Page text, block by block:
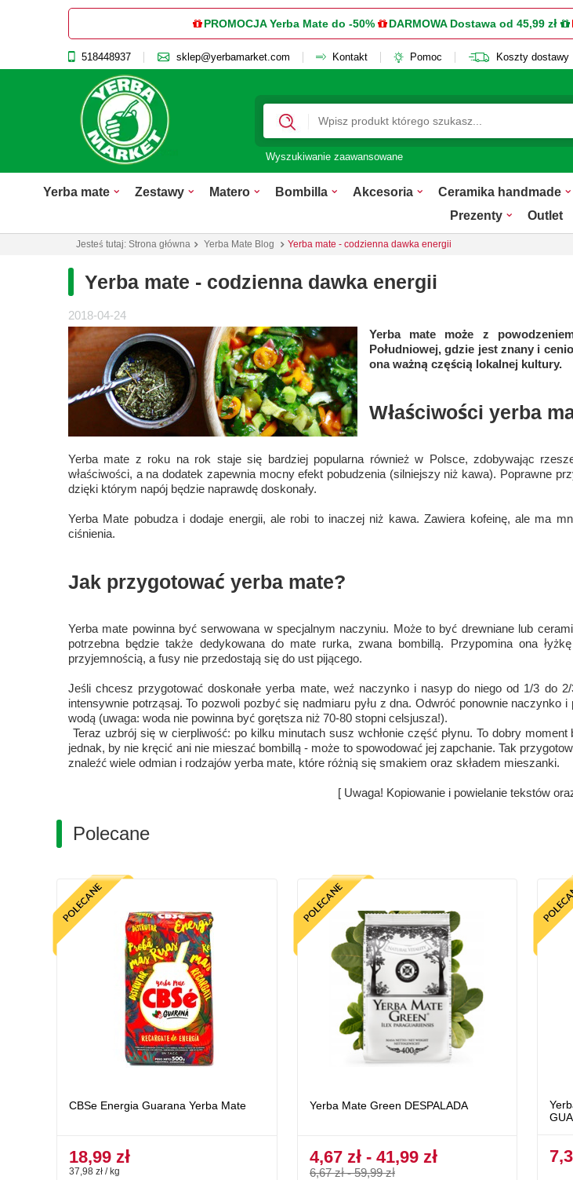
PROMOCJA Yerba Mate do -50% DARMOWA Dostawa od 45,99 zł
518448937 sklep@yerbamarket.com Kontakt Pomoc Koszty dostawy
Wyszukiwanie zaawansowane
Yerba mate Zestawy Matero Bombilla Akcesoria Ceramika handmade
Prezenty
Outlet
Jesteś tutaj: Strona główna Yerba Mate Blog Yerba mate - codzienna dawka energii
Yerba mate - codzienna dawka energii
2018-04-24
Yerba mate może z
Południowej, gdzie jest znany i
ona ważną częścią lokalnej kultury.
Właściwości yerba
Yerba mate z roku na rok staje się bardziej popularna również w Polsce, zdobywając
właściwości, a na dodatek zapewnia mocny efekt pobudzenia (silniejszy niż kawa). Poprawne
dzięki którym napój będzie naprawdę doskonały.
Yerba Mate pobudza i dodaje energii, ale robi to inaczej niż kawa. Zawiera kofeinę, ale ma
ciśnienia.
Jak przygotować yerba mate?
Yerba mate powinna być serwowana w specjalnym naczyniu. Może to być drewniane lub
potrzebna będzie także dedykowana do mate rurka, zwana bombillą. Przypomina ona
przyjemnością, a fusy nie przedostają się do ust pijącego.
Jeśli chcesz przygotować doskonałe yerba mate, weź naczynko i nasyp do niego od 1/3 do
intensywnie potrząsaj. To pozwoli pozbyć się nadmiaru pyłu z dna. Odwróć ponownie
wodą (uwaga: woda nie powinna być gorętsza niż 70-80 stopni celsjusza!).
Teraz uzbrój się w cierpliwość: po kilku minutach susz wchłonie część płynu. To dobry
jednak, by nie kręcić ani nie mieszać bombillą - może to spowodować jej zapchanie. Tak
znaleźć wiele odmian i rodzajów yerba mate, które różnią się smakiem oraz składem mieszanki.
[ Uwaga! Kopiowanie i powielanie tekstów
Polecane
CBSe Energia Guarana Yerba Mate
18,99 zł
37,98 zł / kg
Yerba Mate Green DESPALADA
4,67 zł - 41,99 zł
6,67 zł-59,99 zł